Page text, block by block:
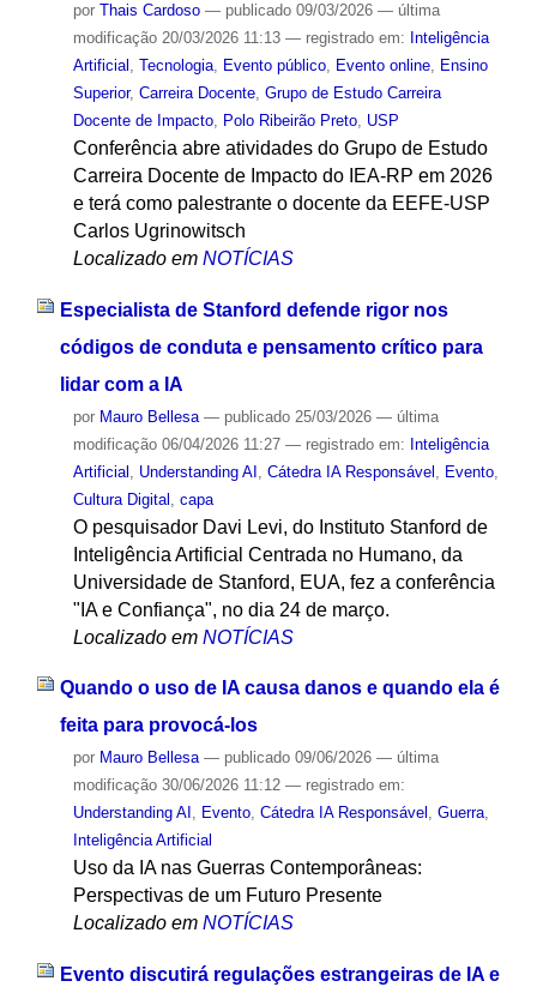
por Thais Cardoso — publicado09/03/2026 — última
modificação20/03/2026 11:13 — registrado em: Inteligência
Artificial , Tecnologia, Evento público, Evento online, Ensino
Superior, Carreira Docente, Grupo de Estudo Carreira
Docente de Impacto, Polo Ribeirão Preto, USP
Conferência abre atividades do Grupo de Estudo
Carreira Docente de Impacto do IEA-RP em 2026
e terá como palestrante o docente da EEFE-USP
Carlos Ugrinowitsch
Localizado em NOTÍCIAS
Especialista de Stanford defende rigor nos
códigos de conduta e pensamento crítico para
lidar com a IA
por Mauro Bellesa — publicado25/03/2026 — última
modificação06/04/2026 11:27 — registrado em: Inteligência
Artificial
Understanding AI Cátedra IA Responsável Evento,
Cultura Digital capa
O pesquisador Davi Levi, do Instituto Stanford de
Inteligência Artificial Centrada no Humano, da
Universidade de Stanford, EUA, fez a conferência
"IA e Confiança", no dia 24 de março.
Localizado em NOTÍCIAS
Quando o uso de IA causa danos e quando ela é
feita para provocá-los
por Mauro Bellesa — publicado09/06/2026 — última
modificação30/06/2026 11:12 — registrado em:
Understanding AI , Evento, Cátedra IA Responsável , Guerra,
Inteligência Artificial
Uso da IA nas Guerras Contemporâneas:
Perspectivas de um Futuro Presente
Localizado em NOTÍCIAS
Evento discutirá regulações estrangeiras de IA e